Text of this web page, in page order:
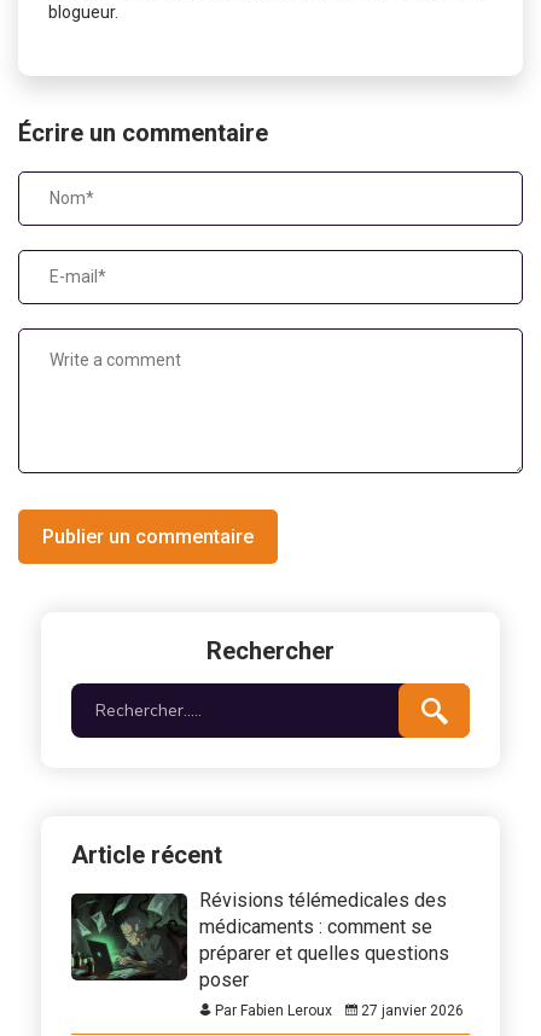
blogueur.
Écrire un commentaire
Publier un commentaire
Rechercher
Article récent
Révisions télémedicales des
médicaments : comment se
préparer et quelles questions
poser
Par Fabien Leroux 27 janvier 2026